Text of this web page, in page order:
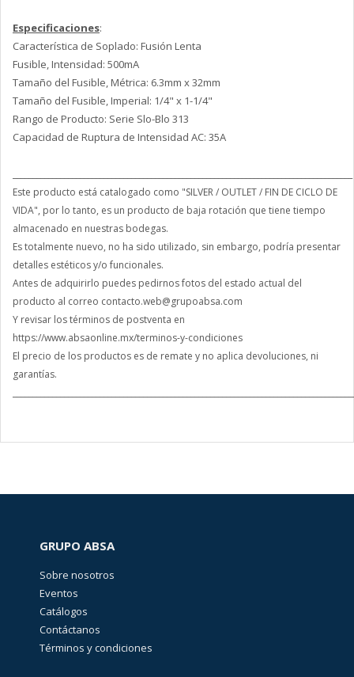
Especificaciones:
Característica de Soplado: Fusión Lenta
Fusible, Intensidad: 500mA
Tamaño del Fusible, Métrica: 6.3mm x 32mm
Tamaño del Fusible, Imperial: 1/4" x 1-1/4"
Rango de Producto: Serie Slo-Blo 313
Capacidad de Ruptura de Intensidad AC: 35A
Este producto está catalogado como "SILVER / OUTLET / FIN DE CICLO DE
VIDA", por lo tanto, es un producto de baja rotación que tiene tiempo
almacenado en nuestras bodegas.
Es totalmente nuevo, no ha sido utilizado, sin embargo, podría presentar
detalles estéticos y/o funcionales.
Antes de adquirirlo puedes pedirnos fotos del estado actual del
producto al correo contacto.web@grupoabsa.com
Y revisar los términos de postventa en
https://www.absaonline.mx/terminos-y-condiciones
El precio de los productos es de remate y no aplica devoluciones, ni
garantías.
GRUPO ABSA
Sobre nosotros
Eventos
Catálogos
Contáctanos
Términos y condiciones